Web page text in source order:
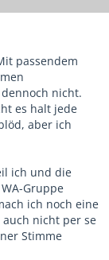
passendem
nicht.
es halt jede
aber ich
ich und die
Gruppe
ich noch eine
nicht per se
Stimme